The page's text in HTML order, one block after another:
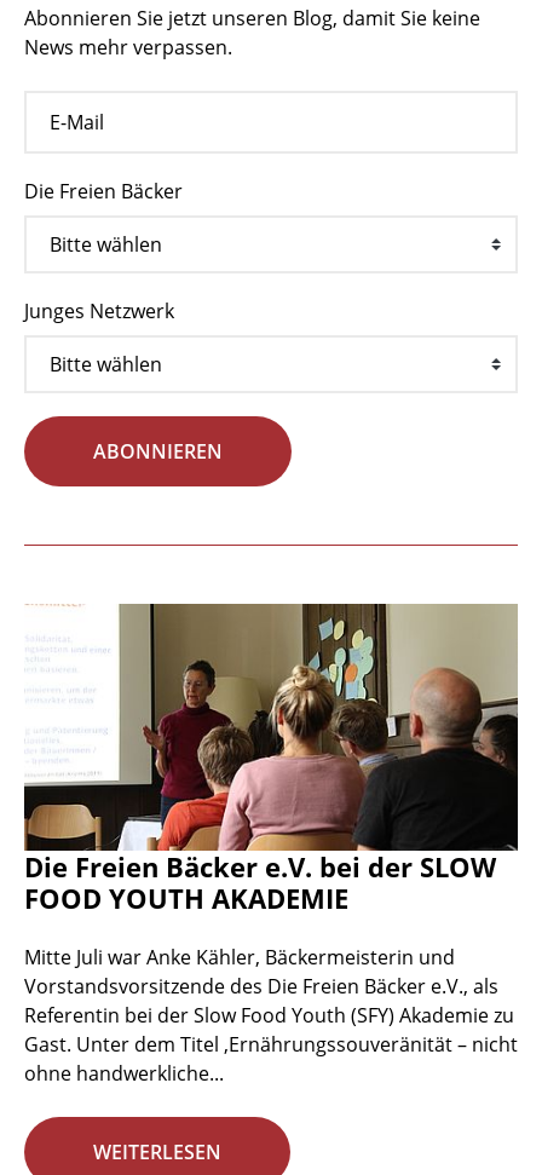
Abonnieren Sie jetzt unseren Blog, damit Sie keine
News mehr verpassen.
Die Freien Bäcker
Junges Netzwerk
ABONNIEREN
Die Freien Bäcker e.V. bei der SLOW
FOOD YOUTH AKADEMIE
Mitte Juli war Anke Kähler, Bäckermeisterin und
Vorstandsvorsitzende des Die Freien Bäcker e.V., als
Referentin bei der Slow Food Youth (SFY) Akademie zu
Gast. Unter dem Titel ‚Ernährungssouveränität – nicht
ohne handwerkliche...
WEITERLESEN